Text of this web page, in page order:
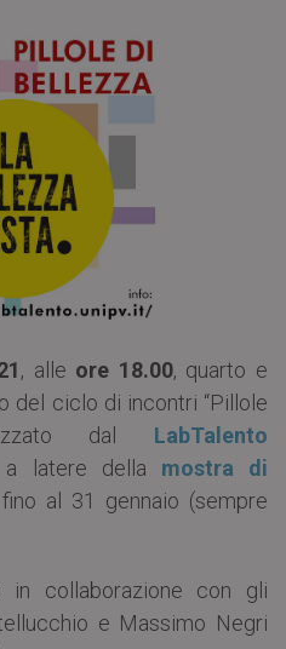
, alle ore 18.00, quarto e
del ciclo di incontri “Pillole
dal LabTalento
a latere della mostra di
al 31 gennaio (sempre
collaborazione con gli
e Massimo Negri